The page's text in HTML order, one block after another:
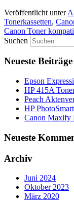
Veröffentlicht unter
Tonerkassetten,
Canon Toner
Suchen
Neueste Beiträge
Epson
HP 415A
Peach
HP
Canon Maxify
Neueste
Archiv
Juni 2024
Oktober 2023
März 2020